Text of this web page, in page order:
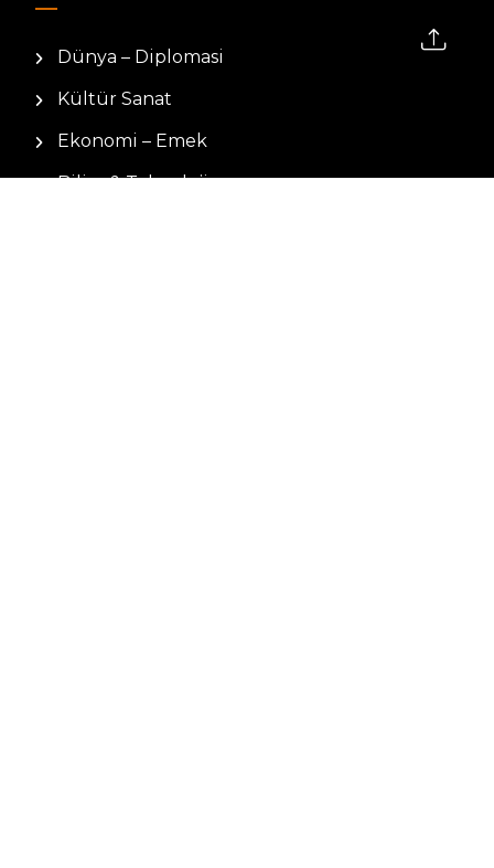
Dünya – Diplomasi
Kültür Sanat
Ekonomi – Emek
Bilim & Teknoloji